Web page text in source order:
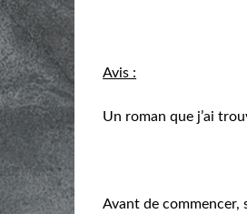
Avis :
Un roman que j’ai
Avant de commencer,